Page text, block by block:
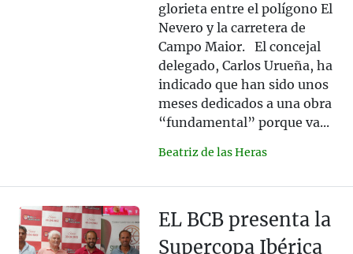
glorieta entre el polígono El
Nevero y la carretera de
Campo Maior. El concejal
delegado, Carlos Urueña, ha
indicado que han sido unos
meses dedicados a una obra
“fundamental” porque va...
Beatriz de las Heras
EL BCB presenta la
Supercopa Ibérica